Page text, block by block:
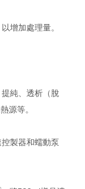
增加處理量。
提純、透析（脫
。
控製器和蠕動泵